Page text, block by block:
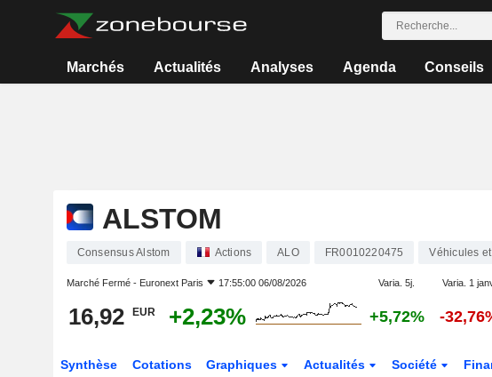
Marchés Actualités Analyses Agenda Conseils
ALSTOM
Consensus Alstom Actions ALO FR0010220475 Véhicules
Marché Fermé - Euronext Paris 17:55:00 06/08/2026 Varia. 5j. Varia. 1
16,92 EUR +2,23% +5,72% -
Synthèse Cotations Graphiques Actualités Société